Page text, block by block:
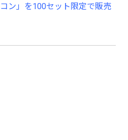
構成されます。
登録内容をア
ョンを実行す
トホームサー
ン」を100セット限定で販売